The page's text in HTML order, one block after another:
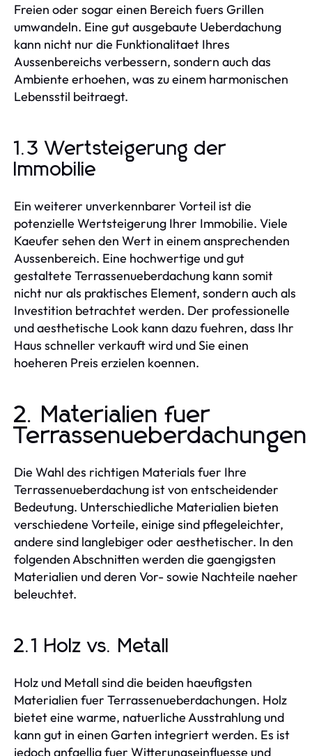
Freien oder sogar einen Bereich fuers Grillen
umwandeln. Eine gut ausgebaute Ueberdachung
kann nicht nur die Funktionalitaet Ihres
Aussenbereichs verbessern, sondern auch das
Ambiente erhoehen, was zu einem harmonischen
Lebensstil beitraegt.
1.3 Wertsteigerung der
Immobilie
Ein weiterer unverkennbarer Vorteil ist die
potenzielle Wertsteigerung Ihrer Immobilie. Viele
Kaeufer sehen den Wert in einem ansprechenden
Aussenbereich. Eine hochwertige und gut
gestaltete Terrassenueberdachung kann somit
nicht nur als praktisches Element, sondern auch als
Investition betrachtet werden. Der professionelle
und aesthetische Look kann dazu fuehren, dass Ihr
Haus schneller verkauft wird und Sie einen
hoeheren Preis erzielen koennen.
2. Materialien fuer
Terrassenueberdachungen
Die Wahl des richtigen Materials fuer Ihre
Terrassenueberdachung ist von entscheidender
Bedeutung. Unterschiedliche Materialien bieten
verschiedene Vorteile, einige sind pflegeleichter,
andere sind langlebiger oder aesthetischer. In den
folgenden Abschnitten werden die gaengigsten
Materialien und deren Vor- sowie Nachteile naeher
beleuchtet.
2.1 Holz vs. Metall
Holz und Metall sind die beiden haeufigsten
Materialien fuer Terrassenueberdachungen. Holz
bietet eine warme, natuerliche Ausstrahlung und
kann gut in einen Garten integriert werden. Es ist
jedoch anfaellig fuer Witterungseinfluesse und